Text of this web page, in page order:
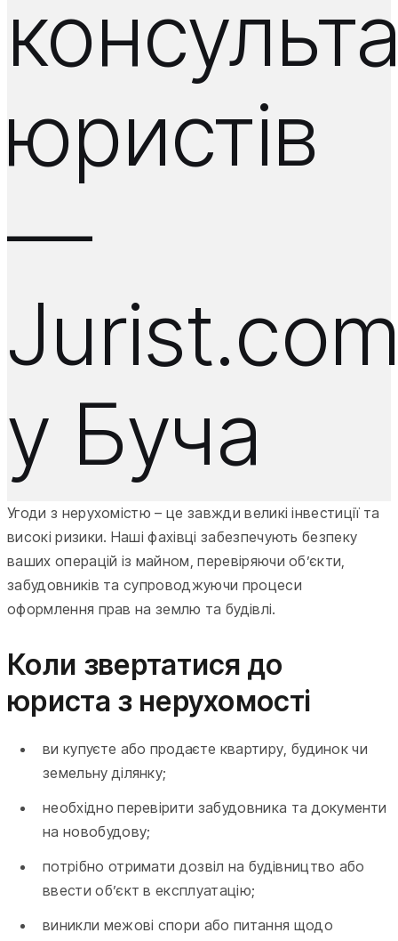
юристів
—
у Буча
Угоди з нерухомістю – це завжди великі інвестиції та
високі ризики. Наші фахівці забезпечують безпеку
ваших операцій із майном, перевіряючи об’єкти,
забудовників та супроводжуючи процеси
оформлення прав на землю та будівлі.
Коли звертатися до
юриста з нерухомості
ви купуєте або продаєте квартиру, будинок чи
земельну ділянку;
необхідно перевірити забудовника та документи
на новобудову;
потрібно отримати дозвіл на будівництво або
ввести об’єкт в експлуатацію;
виникли межові спори або питання щодо